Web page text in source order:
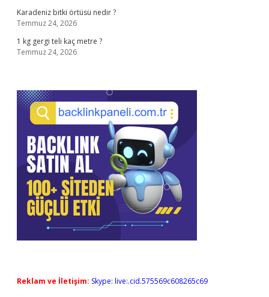
Karadeniz bitki örtüsü nedir ?
Temmuz 24, 2026
1 kg gergi teli kaç metre ?
Temmuz 24, 2026
Reklam ve İletişim: Skype: live:.cid.575569c608265c69